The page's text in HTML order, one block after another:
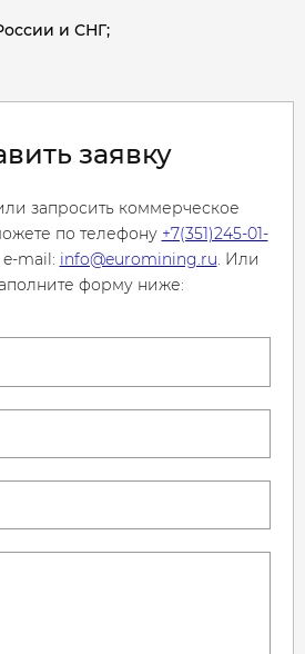
и СНГ;
заявку
запросить коммерческое
по телефону +7(351)245-01-
mail: info@euromining.ru. Или
форму ниже: